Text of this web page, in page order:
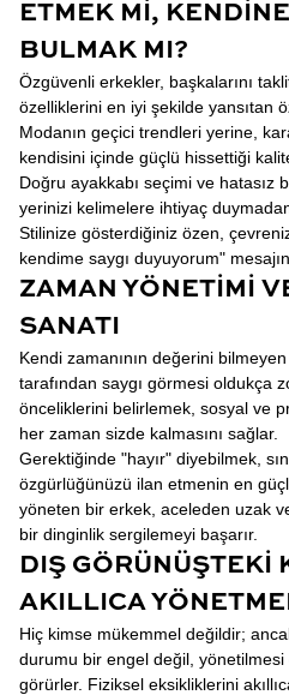
ETMEK MI,
BULMAK MI?
Özgüvenli erkekler, başkalarını
özelliklerini en iyi şekilde yansıtan
Modanın geçici trendleri yerine,
kendisini içinde güçlü hissettiği
Doğru ayakkabı seçimi ve hatasız
yerinizi kelimelere ihtiyaç
Stilinize gösterdiğiniz özen,
kendime saygı duyuyorum"
ZAMAN YÖNETIMI
SANATI
Kendi zamanının değerini
tarafından saygı görmesi oldukça
önceliklerini belirlemek, sosyal ve
her zaman sizde kalmasını sağlar.
Gerektiğinde "hayır" diyebilmek,
özgürlüğünüzü ilan etmenin en
yöneten bir erkek, aceleden uzak
bir dinginlik sergilemeyi başarır.
DIŞ GÖRÜNÜŞTEKI
AKILLICA
Hiç kimse mükemmel değildir;
durumu bir engel değil,
görürler. Fiziksel eksikliklerini